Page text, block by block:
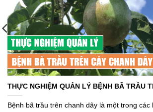
THỰC NGHIỆM QUẢN LÝ BỆNH BÃ TRẦU
Bệnh bã trầu trên chanh dây là một trong các